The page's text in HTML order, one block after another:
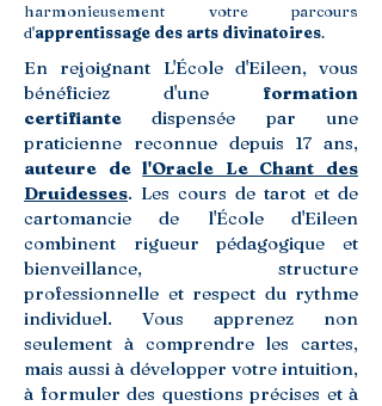
harmonieusement votre parcours
d'apprentissage des arts divinatoires.
​En rejoignant L'École d'Eileen, vous
bénéficiez d'une formation
certifiante dispensée par une
praticienne reconnue depuis 17 ans,
auteure del'Oracle Le Chant des
Druidesses. Les cours de tarot et de
cartomancie de l'École d'Eileen
combinent rigueur pédagogique et
bienveillance, structure
professionnelle et respect du rythme
individuel. Vous apprenez non
seulement à comprendre les cartes,
mais aussi à développer votre intuition,
à formuler des questions précises et à